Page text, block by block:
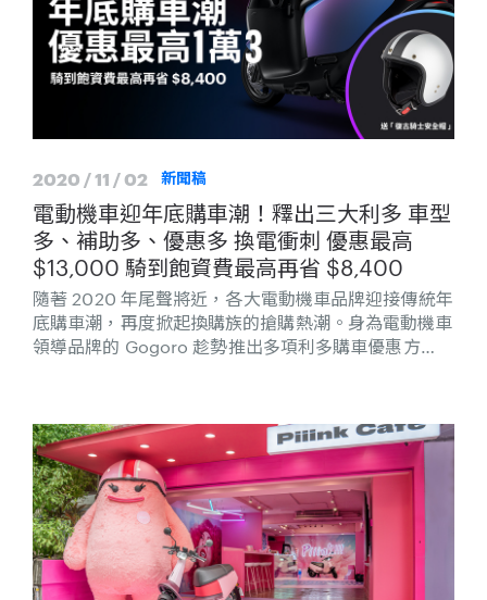
2020 / 11 / 02 新聞稿
電動機車迎年底購車潮！釋出三大利多 車型
多、補助多、優惠多 換電衝刺 優惠最高
$13,000 騎到飽資費最高再省 $8,400
隨著 2020 年尾聲將近，各大電動機車品牌迎接傳統年
底購車潮，再度掀起換購族的搶購熱潮。身為電動機車
領導品牌的 Gogoro 趁勢推出多項利多購車優惠方
車系一應俱全，從 Gogoro VIVA 到 S Performance
系列，包含不同級距、多樣風格、色彩豐富的多款車
型，搭配極具競爭力的價格及優惠強力加碼，為年底購
車潮釋出最大利多！